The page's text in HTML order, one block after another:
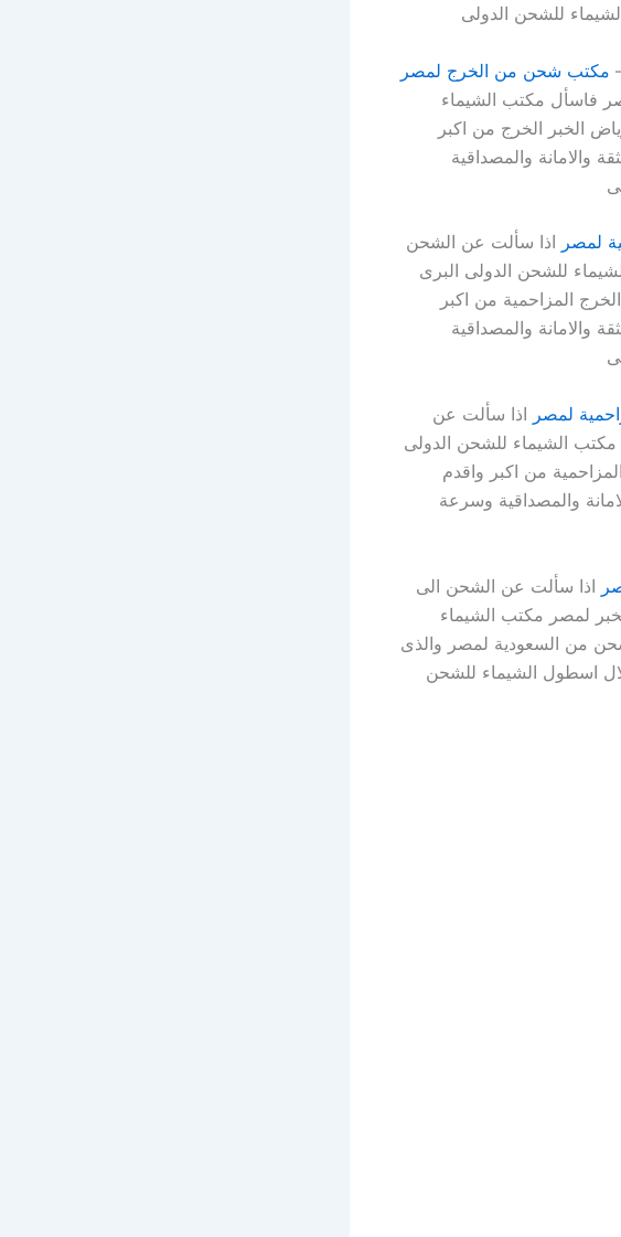
للشحن الدولى
مكتب شحن من الخرج لمصر
فاسأل مكتب الشيماء
الخبر الخرج من اكبر
والمصداقية
لمصر اذا سألت عن الشحن
للشحن الدولى البرى
المزاحمية من اكبر
والمصداقية
لمصر اذا سألت عن
الشيماء للشحن الدولى
من اكبر واقدم
والمصداقية وسرعة
اذا سألت عن الشحن الى
لمصر مكتب الشيماء
من السعودية لمصر والذى
اسطول الشيماء للشحن